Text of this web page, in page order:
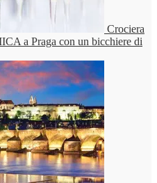
Crociera
a Praga con un bicchiere di